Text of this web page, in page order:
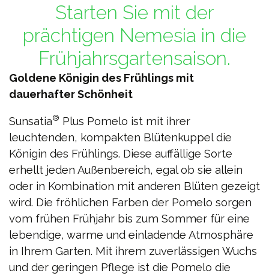
Starten Sie mit der
prächtigen Nemesia in die
Frühjahrsgartensaison.
Goldene Königin des Frühlings mit
dauerhafter Schönheit
Sunsatia® Plus Pomelo ist mit ihrer
leuchtenden, kompakten Blütenkuppel die
Königin des Frühlings. Diese auffällige Sorte
erhellt jeden Außenbereich, egal ob sie allein
oder in Kombination mit anderen Blüten gezeigt
wird. Die fröhlichen Farben der Pomelo sorgen
vom frühen Frühjahr bis zum Sommer für eine
lebendige, warme und einladende Atmosphäre
in Ihrem Garten. Mit ihrem zuverlässigen Wuchs
und der geringen Pflege ist die Pomelo die